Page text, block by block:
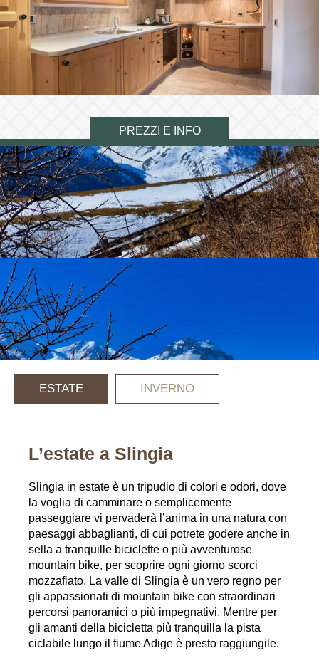
PREZZI E INFO
ESTATE INVERNO
L’estate a Slingia
Slingia in estate è un tripudio di colori e odori, dove
la voglia di camminare o semplicemente
passeggiare vi pervaderà l’anima in una natura con
paesaggi abbaglianti, di cui potrete godere anche in
sella a tranquille biciclette o più avventurose
mountain bike, per scoprire ogni giorno scorci
mozzafiato. La valle di Slingia è un vero regno per
gli appassionati di mountain bike con straordinari
percorsi panoramici o più impegnativi. Mentre per
gli amanti della bicicletta più tranquilla la pista
ciclabile lungo il fiume Adige è presto raggiungile.